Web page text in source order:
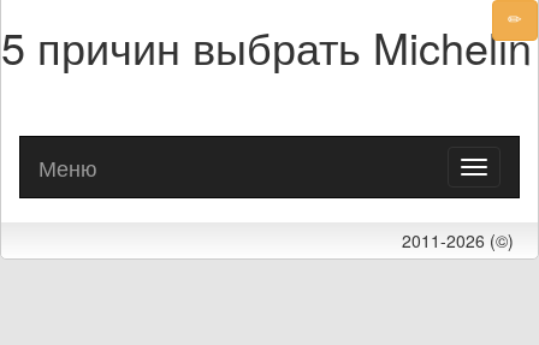
5 причин выбрать Michelin
Toggle
Меню
2011-2026 (©)